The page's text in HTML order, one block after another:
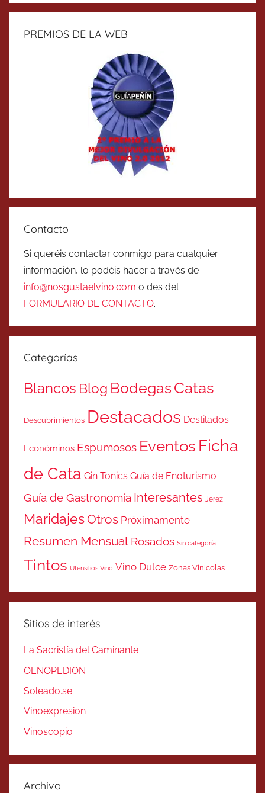
PREMIOS DE LA WEB
Contacto
Si queréis contactar conmigo para cualquier
información, lo podéis hacer a través de
info@nosgustaelvino.com o des del
FORMULARIO DE CONTACTO.
Categorías
Blancos Blog BodegasCatas
Descubrimientos Destacados Destilados
Económinos Espumosos Eventos Ficha
de Cata Gin Tonics Guía de Enoturismo
Guía de Gastronomía Interesantes Jerez
MaridajesOtros Próximamente
Resumen Mensual Rosados Sin categoría
Tintos Utensilios Vino Vino Dulce Zonas Vinicolas
Sitios de interés
La Sacristía del Caminante
OENOPEDION
Soleado.se
Vinoexpresion
Vinoscopio
Archivo